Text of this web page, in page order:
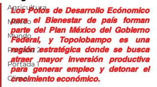
Agricultura
México
Mundo
Portada 2
Portada 1
Clima
Los Polos de Desarrollo Ecónomico
para el Bienestar de país forman
parte del Plan México del Gobierno
Federal, y Topolobampo es una
región estratégica donde se busca
atraer mayor inversión productiva
para generar empleo y detonar el
crecimiento económico.